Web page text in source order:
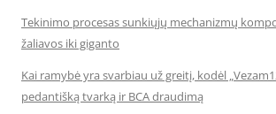
Tekinimo procesas sunkiųjų mechanizmų
žaliavos iki giganto
Kai ramybė yra svarbiau už greitį, kodėl
pedantišką tvarką ir BCA draudimą